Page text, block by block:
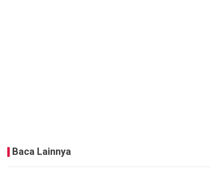
Baca Lainnya